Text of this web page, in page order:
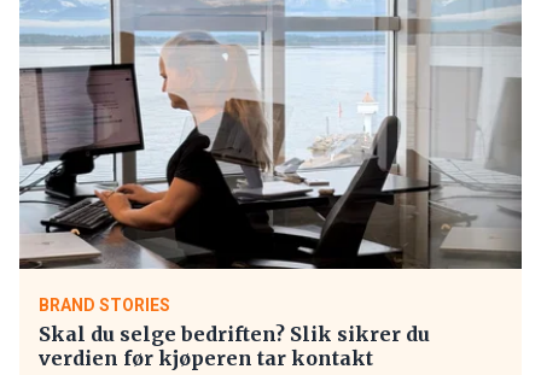
BRAND STORIES
Skal du selge bedriften? Slik sikrer du
verdien før kjøperen tar kontakt